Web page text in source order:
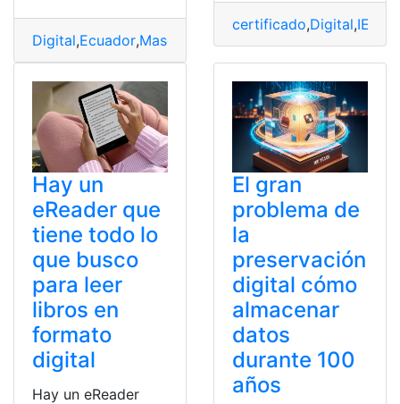
Digital,Ecuador,Mascotas
certificado,Digital,IESS
Hay un
eReader que
tiene todo lo
que busco
para leer
libros en
formato
digital
Hay un eReader
El gran
problema de
la
preservación
digital cómo
almacenar
datos
durante 100
años